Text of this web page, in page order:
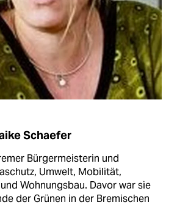
Schaefer
Bürgermeisterin und
Umwelt, Mobilität,
Wohnungsbau. Davor war sie
der Grünen in der Bremischen